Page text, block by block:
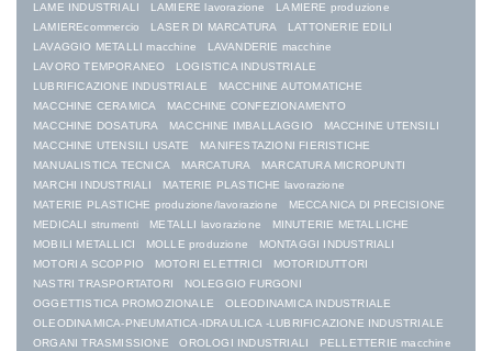
LAME INDUSTRIALI
LAMIERE lavorazione
LAMIERE produzione
LAMIEREcommercio
LASER DI MARCATURA
LATTONERIE EDILI
LAVAGGIO METALLI macchine
LAVANDERIE macchine
LAVORO TEMPORANEO
LOGISTICA INDUSTRIALE
LUBRIFICAZIONE INDUSTRIALE
MACCHINE AUTOMATICHE
MACCHINE CERAMICA
MACCHINE CONFEZIONAMENTO
MACCHINE DOSATURA
MACCHINE IMBALLAGGIO
MACCHINE UTENSILI
MACCHINE UTENSILI USATE
MANIFESTAZIONI FIERISTICHE
MANUALISTICA TECNICA
MARCATURA
MARCATURA MICROPUNTI
MARCHI INDUSTRIALI
MATERIE PLASTICHE lavorazione
MATERIE PLASTICHE produzione/lavorazione
MECCANICA DI PRECISIONE
MEDICALI strumenti
METALLI lavorazione
MINUTERIE METALLICHE
MOBILI METALLICI
MOLLE produzione
MONTAGGI INDUSTRIALI
MOTORI A SCOPPIO
MOTORI ELETTRICI
MOTORIDUTTORI
NASTRI TRASPORTATORI
NOLEGGIO FURGONI
OGGETTISTICA PROMOZIONALE
OLEODINAMICA INDUSTRIALE
OLEODINAMICA-PNEUMATICA-IDRAULICA -LUBRIFICAZIONE INDUSTRIALE
ORGANI TRASMISSIONE
OROLOGI INDUSTRIALI
PELLETTERIE macchine